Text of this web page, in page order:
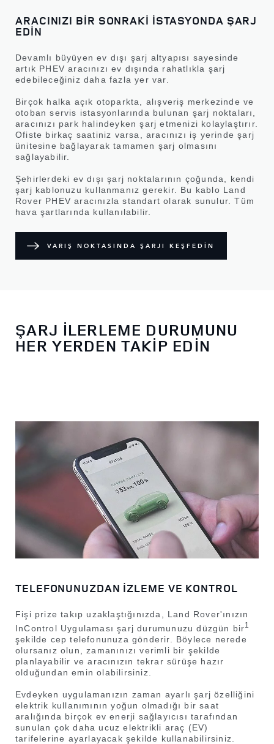
ARACINIZI BİR SONRAKİ İSTASYONDA ŞARJ
EDİN
Devamlı büyüyen ev dışı şarj altyapısı sayesinde
artık PHEV aracınızı ev dışında rahatlıkla şarj
edebileceğiniz daha fazla yer var.
Birçok halka açık otoparkta, alışveriş merkezinde ve
otoban servis istasyonlarında bulunan şarj noktaları,
aracınızı park halindeyken şarj etmenizi kolaylaştırır.
Ofiste birkaç saatiniz varsa, aracınızı iş yerinde şarj
ünitesine bağlayarak tamamen şarj olmasını
sağlayabilir.
Şehirlerdeki ev dışı şarj noktalarının çoğunda, kendi
şarj kablonuzu kullanmanız gerekir. Bu kablo Land
Rover PHEV aracınızla standart olarak sunulur. Tüm
hava şartlarında kullanılabilir.
VARIŞ NOKTASINDA ŞARJI KEŞFEDİN
ŞARJ İLERLEME DURUMUNU
HER YERDEN TAKİP EDİN
TELEFONUNUZDAN İZLEME VE KONTROL
Fişi prize takıp uzaklaştığınızda, Land Rover'ınızın
InControl Uygulaması şarj durumunuzu düzgün bir1
şekilde cep telefonunuza gönderir. Böylece nerede
olursanız olun, zamanınızı verimli bir şekilde
planlayabilir ve aracınızın tekrar sürüşe hazır
olduğundan emin olabilirsiniz.
Evdeyken uygulamanızın zaman ayarlı şarj özelliğini
elektrik kullanımının yoğun olmadığı bir saat
aralığında birçok ev enerji sağlayıcısı tarafından
sunulan çok daha ucuz elektrikli araç (EV)
tarifelerine ayarlayacak şekilde kullanabilirsiniz.